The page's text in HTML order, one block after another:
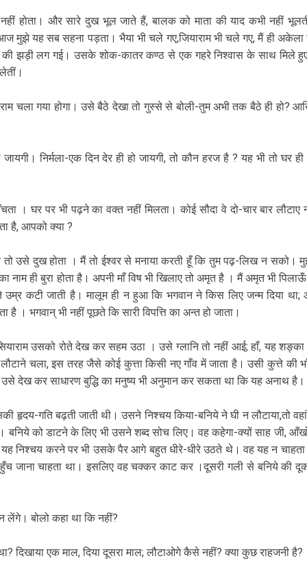
होता। और सारे दुख भूल जाते हैं, बालक को माता की याद कभी नहीं
मुझे यह सब सहना पड़ता। भैया भी चले गए,जियाराम भी चले गए, मैं ही अकेला
की झड़ी लग गई। उसके शोक-कातर कण्ठ से एक गहरे निश्वास के साथ मिले
चला गया होगा। उसे बैठे देखा तो गुस्से से बोली-तुम अभी तक बैठे ही हो?
निर्मला-एक दिन देर ही हो जायगी, तो कौन हरज है ? यह भी तो घर ही
। घर पर भी पढ़ने का वक्त नहीं मिलता। कोई सौदा वे दो-चार बार लौटाए
है, आपको क्या ?
तब तो उसे दुख होता । मैं तो ईश्वर से मनाया करती हूँ कि तुम पढ़-लिख न सको।
का नाम ही बुरा होता है। अपनी माँ विष भी खिलाए तो अमृत है । मैं अमृत भी
उम्र कटी जाती है। मालूम ही न हुआ कि भगवान ने किस लिए जन्म दिया था;
। भगवान् भी नहीं पूछते कि सारी विपत्ति का अन्त हो जाता।
उसको रोते देख कर सहम उठा । उसे ग्लानि तो नहीं आई; हाँ, यह शङ्का
चला, इस तरह जैसे कोई कुत्ता किसी नए गाँव में जाता है। उसी कुत्ते की
देख कर साधारण बुद्धि का मनुष्य भी अनुमान कर सकता था कि यह अनाथ है।
गति बढ़ती जाती थी। उसने निश्चय किया-बनिये ने घी न लौटाया,तो
बनिये को डाटने के लिए भी उसने शब्द सोच लिए। वह कहेगा-क्यों साह जी,
यह निश्चय करने पर भी उसके पैर आगे बहुत धीरे-धीरे उठते थे। वह यह न चाहता
जाना चाहता था। इसलिए वह चक्कर काट कर ।दूसरी गली से बनिये की
लेंगे। बोलो कहा था कि नहीं?
दिखाया एक माल, दिया दूसरा माल; लौटाओगे कैसे नहीं? क्या कुछ राहजनी है?